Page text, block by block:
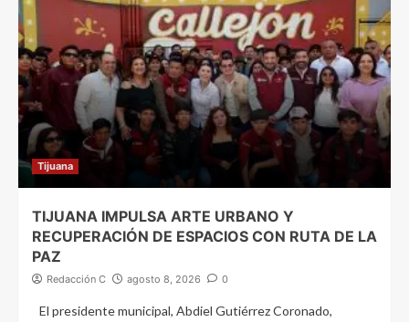
Tijuana
TIJUANA IMPULSA ARTE URBANO Y
RECUPERACIÓN DE ESPACIOS CON RUTA DE LA
PAZ
Redacción C agosto 8, 2026 0
El presidente municipal, Abdiel Gutiérrez Coronado,